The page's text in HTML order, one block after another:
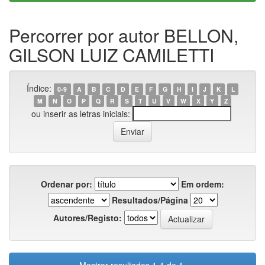
Percorrer por autor BELLON,
GILSON LUIZ CAMILETTI
Índice: 0-9 A B C D E F G H I J K
L
M
N O P Q R S T U V W X Y Z
ou inserir as letras iniciais:
Ordenar por:
Em ordem:
Resultados/Página
Autores/Registo: